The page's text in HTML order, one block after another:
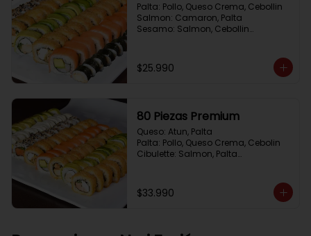
Palta: Pollo, Queso Crema, Cebollin
Salmon: Camaron, Palta
Sesamo: Salmon, Cebollin
Pimenton, Queso Crema
Hosomaki: Pollo Teriyaki
$25.990
80 Piezas Premium
Queso: Atun, Palta
Palta: Pollo, Queso Crema, Cebolin
Cibulette: Salmon, Palta
Frito 1: Champiñon Tempura,
Pimenton, Queso Crema
Cebollin
$33.990